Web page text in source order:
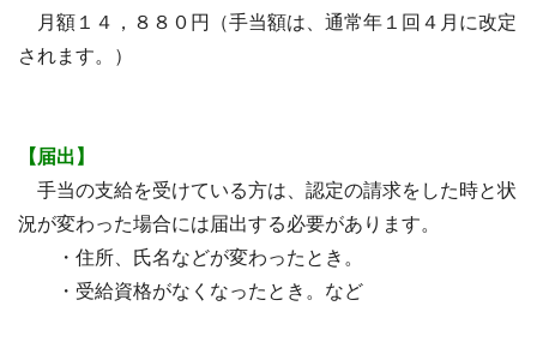
月額１４，８８０円（手当額は、通常年１回４月に改定
されます。）
【届出】
手当の支給を受けている方は、認定の請求をした時と状
況が変わった場合には届出する必要があります。
・住所、氏名などが変わったとき。
・受給資格がなくなったとき。など